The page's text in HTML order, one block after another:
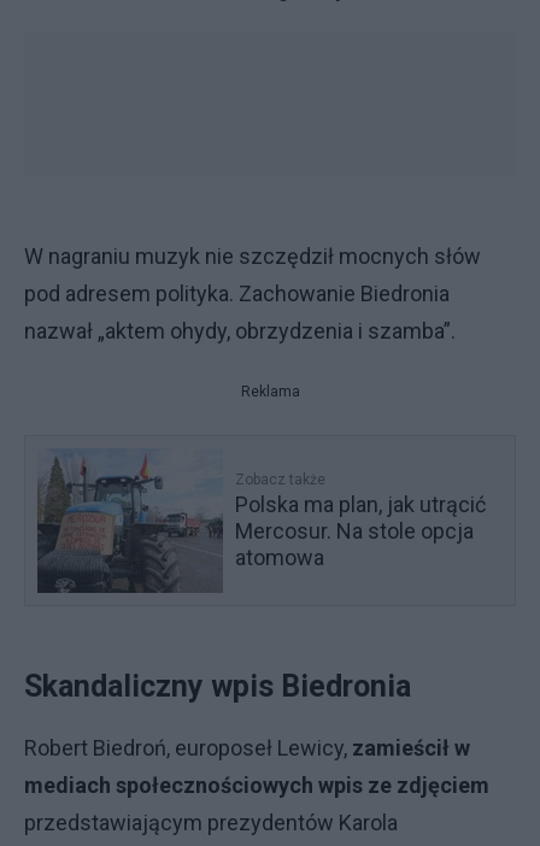
W nagraniu muzyk nie szczędził mocnych słów
pod adresem polityka. Zachowanie Biedronia
nazwał „aktem ohydy, obrzydzenia i szamba”.
Reklama
Zobacz także
Polska ma plan, jak utrącić
Mercosur. Na stole opcja
atomowa
Skandaliczny wpis Biedronia
Robert Biedroń, europoseł Lewicy, zamieścił w
mediach społecznościowych wpis ze zdjęciem
przedstawiającym prezydentów Karola